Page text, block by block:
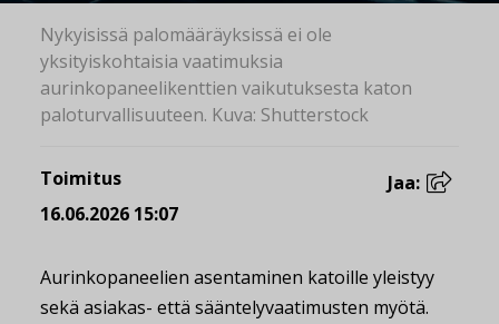
Nykyisissä palomääräyksissä ei ole
yksityiskohtaisia vaatimuksia
aurinkopaneelikenttien vaikutuksesta katon
paloturvallisuuteen. Kuva: Shutterstock
Toimitus
16.06.2026 15:07
Jaa:
Aurinkopaneelien asentaminen katoille yleistyy
sekä asiakas- että sääntelyvaatimusten myötä.